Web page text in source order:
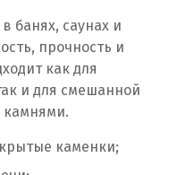
банях, саунах и
прочность и
как для
и для смешанной
камнями.
каменки;